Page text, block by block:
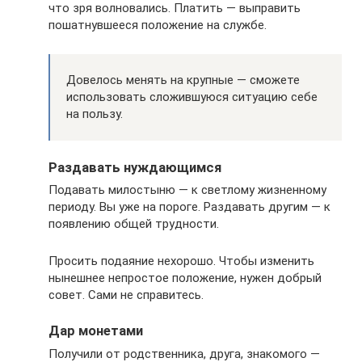
что зря волновались. Платить — выправить
пошатнувшееся положение на службе.
Довелось менять на крупные — сможете
использовать сложившуюся ситуацию себе
на пользу.
Раздавать нуждающимся
Подавать милостыню — к светлому жизненному
периоду. Вы уже на пороге. Раздавать другим — к
появлению общей трудности.
Просить подаяние нехорошо. Чтобы изменить
нынешнее непростое положение, нужен добрый
совет. Сами не справитесь.
Дар монетами
Получили от родственника, друга, знакомого —